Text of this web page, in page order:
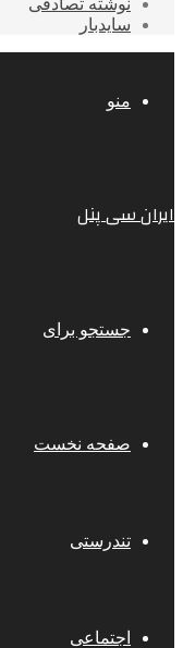
نوشته تصادفی
سایدبار
منو
ایران سی پنل
جستجو برای
صفحه نخست
تندرستی
اجتماعی